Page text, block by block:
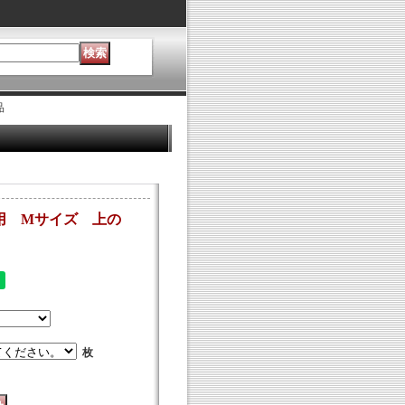
Mサイズ 上の
枚